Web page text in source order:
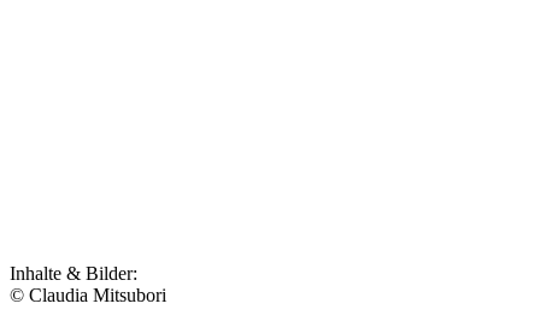
Inhalte & Bilder:
© Claudia Mitsubori